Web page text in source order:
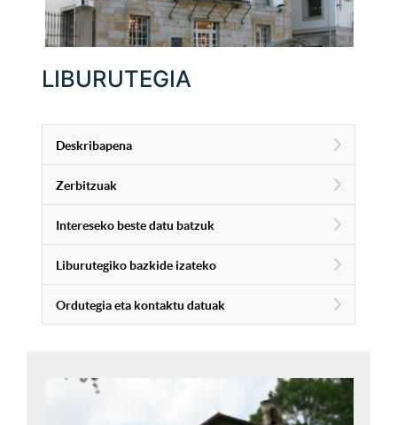
LIBURUTEGIA
Deskribapena
Zerbitzuak
Intereseko beste datu batzuk
Liburutegiko bazkide izateko
Ordutegia eta kontaktu datuak